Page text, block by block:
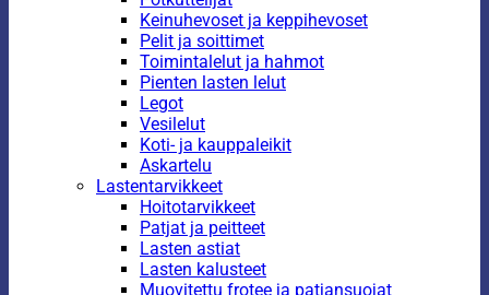
Keinuhevoset ja keppihevoset
Pelit ja soittimet
Toimintalelut ja hahmot
Pienten lasten lelut
Legot
Vesilelut
Koti- ja kauppaleikit
Askartelu
Lastentarvikkeet
Hoitotarvikkeet
Patjat ja peitteet
Lasten astiat
Lasten kalusteet
Muovitettu frotee ja patjansuojat